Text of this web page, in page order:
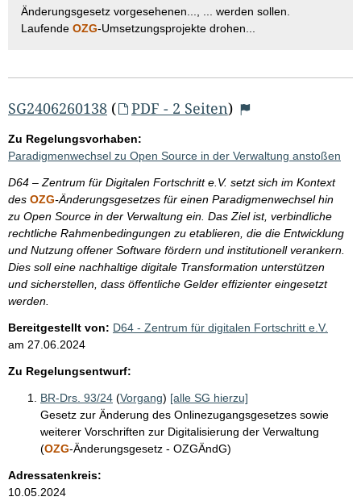
Änderungsgesetz vorgesehenen..., ... werden sollen.
Laufende OZG-Umsetzungsprojekte drohen...
SG2406260138 ( PDF - 2 Seiten)
Zu Regelungsvorhaben:
Paradigmenwechsel zu Open Source in der Verwaltung anstoßen
D64 – Zentrum für Digitalen Fortschritt e.V. setzt sich im Kontext
des OZG-Änderungsgesetzes für einen Paradigmenwechsel hin
zu Open Source in der Verwaltung ein. Das Ziel ist, verbindliche
rechtliche Rahmenbedingungen zu etablieren, die die Entwicklung
und Nutzung offener Software fördern und institutionell verankern.
Dies soll eine nachhaltige digitale Transformation unterstützen
und sicherstellen, dass öffentliche Gelder effizienter eingesetzt
werden.
Bereitgestellt von: D64 - Zentrum für digitalen Fortschritt e.V.
am 27.06.2024
Zu Regelungsentwurf:
BR-Drs. 93/24 (Vorgang) [alle SG hierzu]
Gesetz zur Änderung des Onlinezugangsgesetzes sowie
weiterer Vorschriften zur Digitalisierung der Verwaltung
(OZG-Änderungsgesetz - OZGÄndG)
Adressatenkreis:
10.05.2024